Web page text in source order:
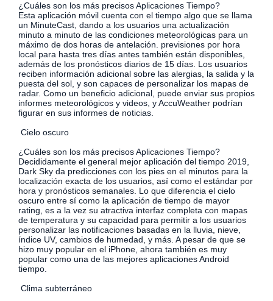
¿Cuáles son los más precisos Aplicaciones Tiempo?
Esta aplicación móvil cuenta con el tiempo algo que se llama
un MinuteCast, dando a los usuarios una actualización
minuto a minuto de las condiciones meteorológicas para un
máximo de dos horas de antelación. previsiones por hora
local para hasta tres días antes también están disponibles,
además de los pronósticos diarios de 15 días. Los usuarios
reciben información adicional sobre las alergias, la salida y la
puesta del sol, y son capaces de personalizar los mapas de
radar. Como un beneficio adicional, puede enviar sus propios
informes meteorológicos y videos, y AccuWeather podrían
figurar en sus informes de noticias.
Cielo oscuro
¿Cuáles son los más precisos Aplicaciones Tiempo?
Decididamente el general mejor aplicación del tiempo 2019,
Dark Sky da predicciones con los pies en el minutos para la
localización exacta de los usuarios, así como el estándar por
hora y pronósticos semanales. Lo que diferencia el cielo
oscuro entre sí como la aplicación de tiempo de mayor
rating, es a la vez su atractiva interfaz completa con mapas
de temperatura y su capacidad para permitir a los usuarios
personalizar las notificaciones basadas en la lluvia, nieve,
índice UV, cambios de humedad, y más. A pesar de que se
hizo muy popular en el iPhone, ahora también es muy
popular como una de las mejores aplicaciones Android
tiempo.
Clima subterráneo